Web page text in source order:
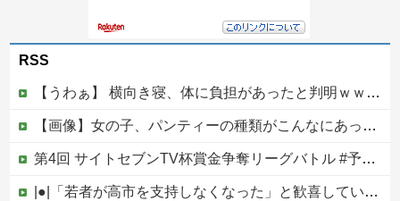
RSS
【うわぁ】 横向き寝、体に負担があったと判明ｗｗｗｗｗｗｗ
【画像】女の子、パンティーの種類がこんなにあったｗｗｗｗｗ
第4回 サイトセブンTV杯賞金争奪リーグバトル #予選Bブロック・Part1
|●|「若者が高市を支持しなくなった」と歓喜していた左派、だが高市内閣が消費税減税を実現した結果……